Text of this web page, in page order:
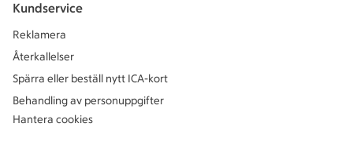
Kundservice
Reklamera
Återkallelser
Spärra eller beställ nytt ICA-kort
Behandling av personuppgifter
Hantera cookies